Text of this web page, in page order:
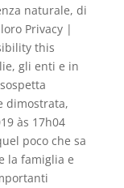
naturale, di
Privacy |
this
gli enti e in
dimostrata,
às 17h04
poco che sa
la famiglia e